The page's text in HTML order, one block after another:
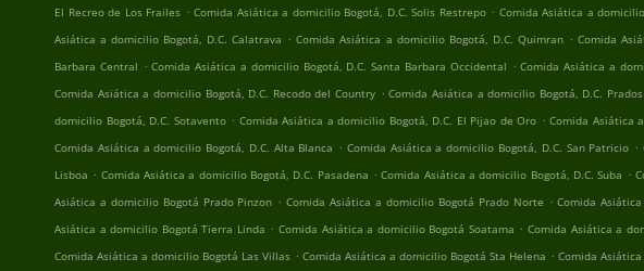
El Recreo de Los Frailes . Comida Asiática a domicilio Bogotá, D.C. Solis Restrepo . Comida Asiática a
Asiática a domicilio Bogotá, D.C. Calatrava . Comida Asiática a domicilio Bogotá, D.C. Quimran . Comida
Barbara Central . Comida Asiática a domicilio Bogotá, D.C. Santa Barbara Occidental . Comida Asiática a
Comida Asiática a domicilio Bogotá, D.C. Recodo del Country . Comida Asiática a domicilio Bogotá, D.C.
domicilio Bogotá, D.C. Sotavento . Comida Asiática a domicilio Bogotá, D.C. El Pijao de Oro . Comida Asiática
Comida Asiática a domicilio Bogotá, D.C. Alta Blanca . Comida Asiática a domicilio Bogotá, D.C. San Patricio .
Lisboa . Comida Asiática a domicilio Bogotá, D.C. Pasadena . Comida Asiática a domicilio Bogotá, D.C. Suba .
Asiática a domicilio Bogotá Prado Pinzon . Comida Asiática a domicilio Bogotá Prado Norte . Comida
Asiática a domicilio Bogotá Tierra Linda . Comida Asiática a domicilio Bogotá Soatama . Comida Asiática a
Comida Asiática a domicilio Bogotá Las Villas . Comida Asiática a domicilio Bogotá Sta Helena . Comida